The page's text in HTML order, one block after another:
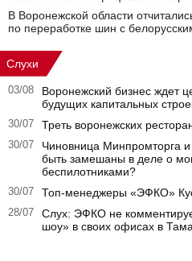
В Воронежской области
по переработке шин с
Слухи
03/08
Воронежский бизнес ждет
будущих капитальных
30/07 Треть воронежских
30/07
Чиновница Минпромторга
быть замешаны в деле о
беспилотниками?
30/07 Топ-менеджеры «ЭФКО»
28/07
Слух: ЭФКО не
шоу» в своих офисах в